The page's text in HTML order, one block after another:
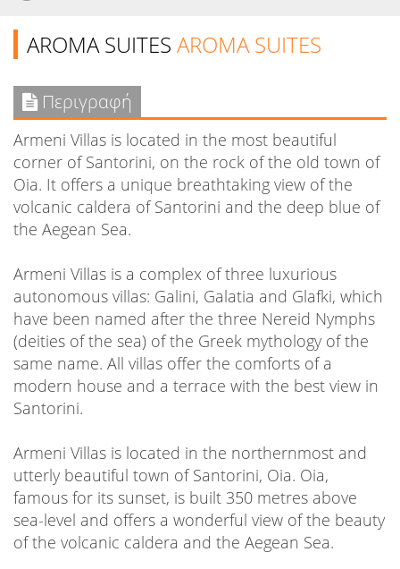
AROMA SUITES AROMA SUITES
Περιγραφή
Armeni Villas is located in the most beautiful
corner of Santorini, on the rock of the old town of
Oia. It offers a unique breathtaking view of the
volcanic caldera of Santorini and the deep blue of
the Aegean Sea.
Armeni Villas is a complex of three luxurious
autonomous villas: Galini, Galatia and Glafki, which
have been named after the three Nereid Nymphs
(deities of the sea) of the Greek mythology of the
same name. All villas offer the comforts of a
modern house and a terrace with the best view in
Santorini.
Armeni Villas is located in the northernmost and
utterly beautiful town of Santorini, Oia. Oia,
famous for its sunset, is built 350 metres above
sea-level and offers a wonderful view of the beauty
of the volcanic caldera and the Aegean Sea.